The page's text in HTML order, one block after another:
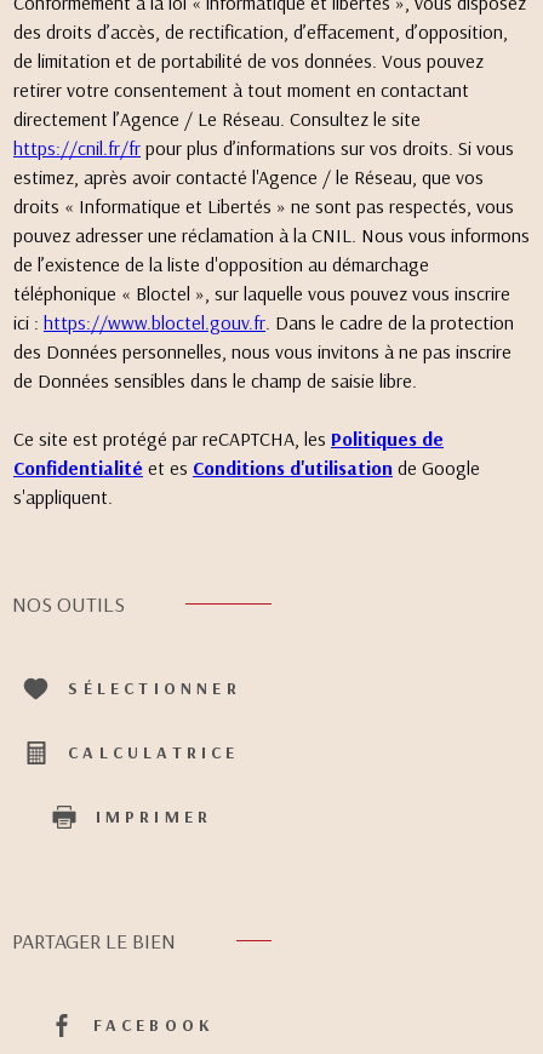
des droits d’accès, de rectification, d’effacement, d’opposition,
de limitation et de portabilité de vos données. Vous pouvez
retirer votre consentement à tout moment en contactant
directement l’Agence / Le Réseau. Consultez le site
https://cnil.fr/fr pour plus d’informations sur vos droits. Si vous
estimez, après avoir contacté l'Agence / le Réseau, que vos
droits « Informatique et Libertés » ne sont pas respectés, vous
pouvez adresser une réclamation à la CNIL. Nous vous informons
de l’existence de la liste d'opposition au démarchage
téléphonique « Bloctel », sur laquelle vous pouvez vous inscrire
ici : https://www.bloctel.gouv.fr . Dans le cadre de la protection
des Données personnelles, nous vous invitons à ne pas inscrire
de Données sensibles dans le champ de saisie libre.
Ce site est protégé par reCAPTCHA, les Politiques de
Confidentialité et es Conditions d'utilisation de Google
s'appliquent.
NOS OUTILS
SÉLECTIONNER
CALCULATRICE
IMPRIMER
PARTAGER LE BIEN
FACEBOOK